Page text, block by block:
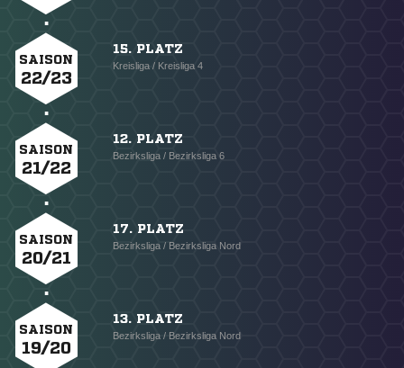
SAISON
22/23
15. PLATZ
Kreisliga / Kreisliga 4
SAISON
21/22
12. PLATZ
Bezirksliga / Bezirksliga 6
SAISON
20/21
17. PLATZ
Bezirksliga / Bezirksliga Nord
SAISON
19/20
13. PLATZ
Bezirksliga / Bezirksliga Nord